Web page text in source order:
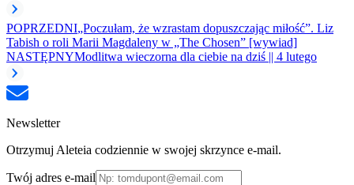
POPRZEDNI„Poczułam, że wzrastam dopuszczając miłość”. Liz
Tabish o roli Marii Magdaleny w „The Chosen” [wywiad]
NASTĘPNYModlitwa wieczorna dla ciebie na dziś || 4 lutego
Newsletter
Otrzymuj Aleteia codziennie w swojej skrzynce e-mail.
Twój adres e-mail